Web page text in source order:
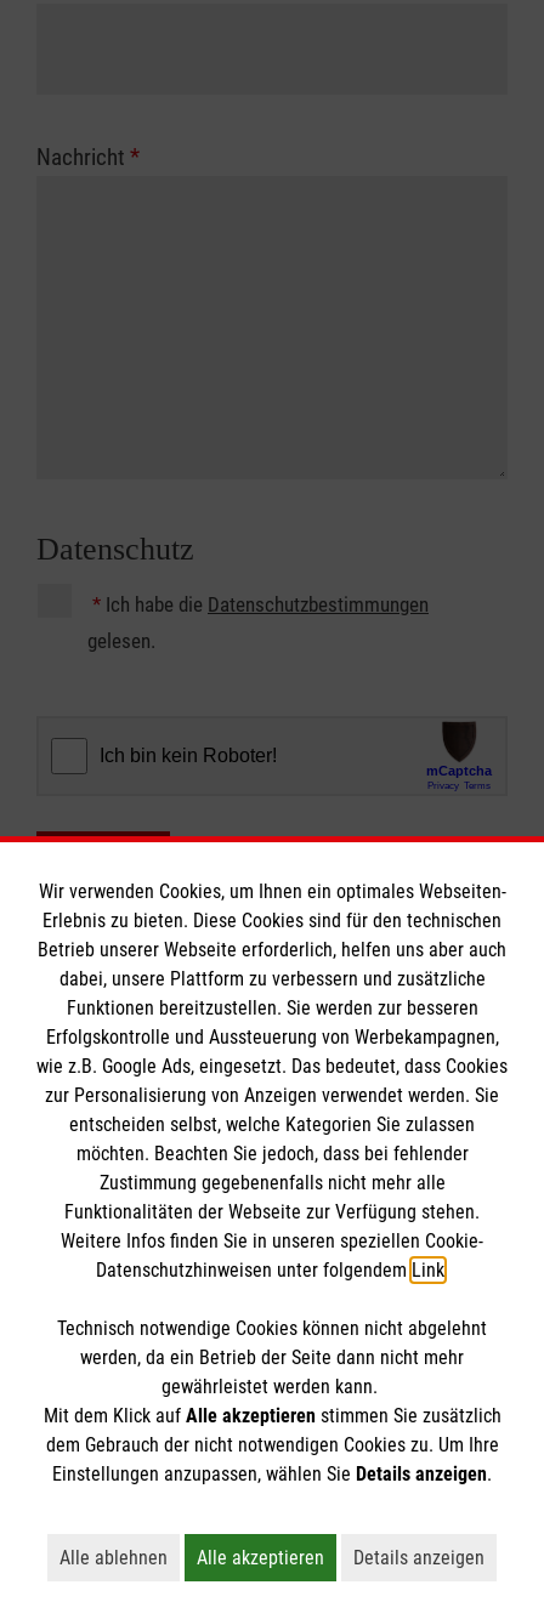
Nachricht *
Datenschutz
* Ich habe die Datenschutzbestimmungen
gelesen.
Plauderregeln
Häufig gestellte Fragen
Haftungsausschluss
Plauderpartner werden
Anmelden und registrieren
Malteser in Deutschland
Cookies verwalten |Impressum|Datenschutz|
Kontakt
Wir verwenden Cookies, um Ihnen ein optimales Webseiten-
Erlebnis zu bieten. Diese Cookies sind für den technischen
Betrieb unserer Webseite erforderlich, helfen uns aber auch
dabei, unsere Plattform zu verbessern und zusätzliche
Funktionen bereitzustellen. Sie werden zur besseren
Erfolgskontrolle und Aussteuerung von Werbekampagnen,
wie z.B. Google Ads, eingesetzt. Das bedeutet, dass Cookies
zur Personalisierung von Anzeigen verwendet werden. Sie
entscheiden selbst, welche Kategorien Sie zulassen
möchten. Beachten Sie jedoch, dass bei fehlender
Zustimmung gegebenenfalls nicht mehr alle
Funktionalitäten der Webseite zur Verfügung stehen.
Weitere Infos finden Sie in unseren speziellen Cookie-
Datenschutzhinweisen unter folgendem Link.
Technisch notwendige Cookies können nicht abgelehnt
werden, da ein Betrieb der Seite dann nicht mehr
gewährleistet werden kann.
Mit dem Klick auf Alle akzeptierenstimmen Sie zusätzlich
dem Gebrauch der nicht notwendigen Cookies zu. Um Ihre
Einstellungen anzupassen, wählen Sie Details anzeigen.
Alle ablehnen
Lehnt alle nicht-essentiellen Cookies ab
Alle akzeptieren
Akzeptiert alle Cookies
Details anzeigen